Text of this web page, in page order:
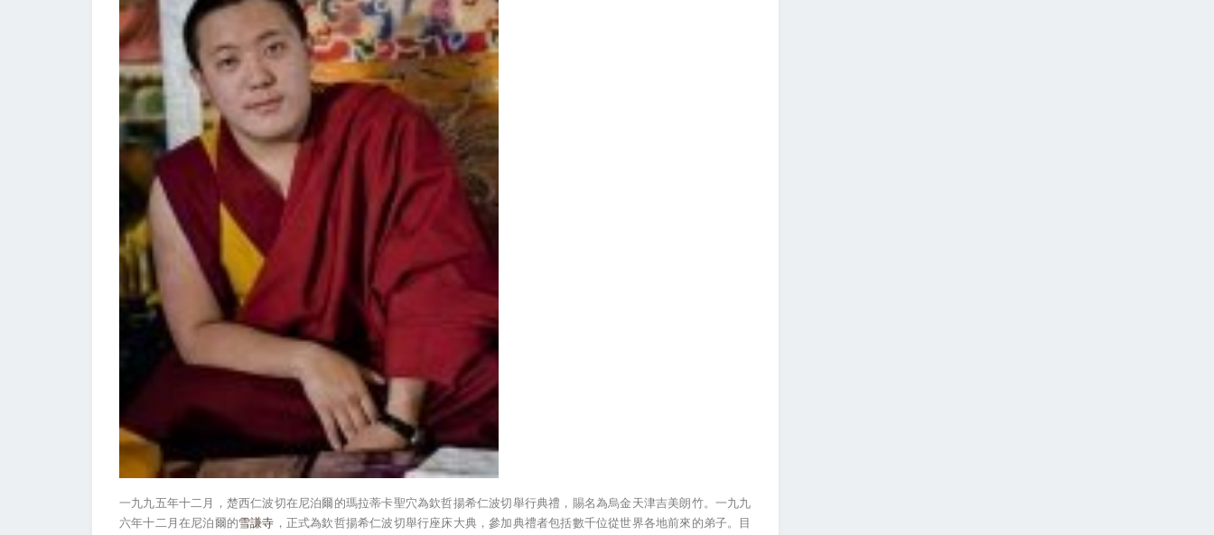
一九九五年十二月，楚西仁波切在尼泊爾的瑪拉蒂卡聖穴為欽哲揚希仁波切舉行典禮，賜名為烏金天津吉美朗竹。一九九
六年十二月在尼泊爾的雪謙寺 ，正式為欽哲揚希仁波切舉行座床大典，參加典禮者包括數千位從世界各地前來的弟子。目